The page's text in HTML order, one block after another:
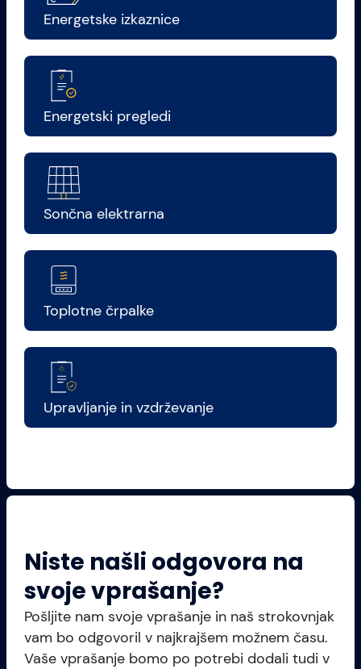
Energetske izkaznice
Energetski pregledi
Sončna elektrarna
Toplotne črpalke
Upravljanje in vzdrževanje
Niste našli odgovora na
svoje vprašanje?
Pošljite nam svoje vprašanje in naš strokovnjak
vam bo odgovoril v najkrajšem možnem času.
Vaše vprašanje bomo po potrebi dodali tudi v